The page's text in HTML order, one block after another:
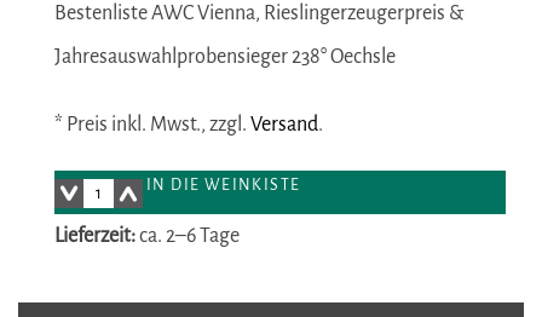
Bestenliste AWC Vienna, Rieslingerzeugerpreis &
Jahresauswahlprobensieger 238° Oechsle
* Preis inkl. Mwst., zzgl. Versand.
IN DIE WEINKISTE
Lieferzeit:ca. 2–6 Tage